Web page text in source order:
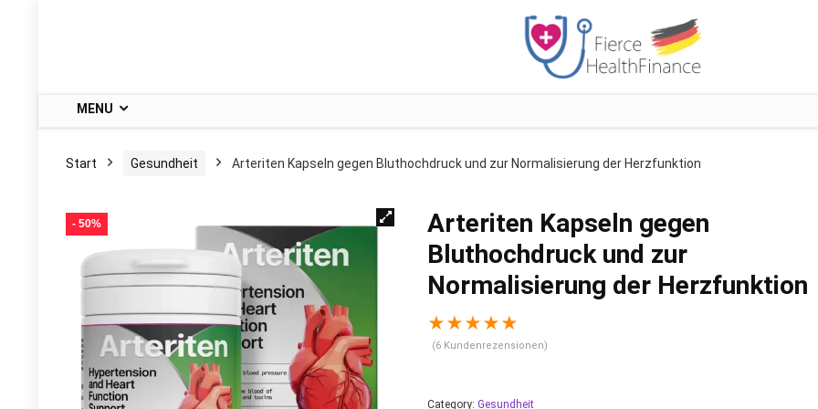
MENU
Start Gesundheit Arteriten Kapseln gegen Bluthochdruck und zur Normalisierung der Herzfunktion
- 50%
Arteriten Kapseln gegen
Bluthochdruck und zur
Normalisierung der Herzfunktion
★★★★★
(6 Kundenrezensionen)
Category: Gesundheit